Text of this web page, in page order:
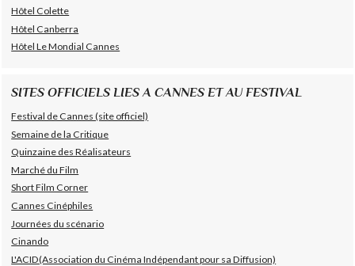
Hôtel Colette
Hôtel Canberra
Hôtel Le Mondial Cannes
SITES OFFICIELS LIES A CANNES ET AU FESTIVAL
Festival de Cannes (site officiel)
Semaine de la Critique
Quinzaine des Réalisateurs
Marché du Film
Short Film Corner
Cannes Cinéphiles
Journées du scénario
Cinando
L'ACID(Association du Cinéma Indépendant pour sa Diffusion)